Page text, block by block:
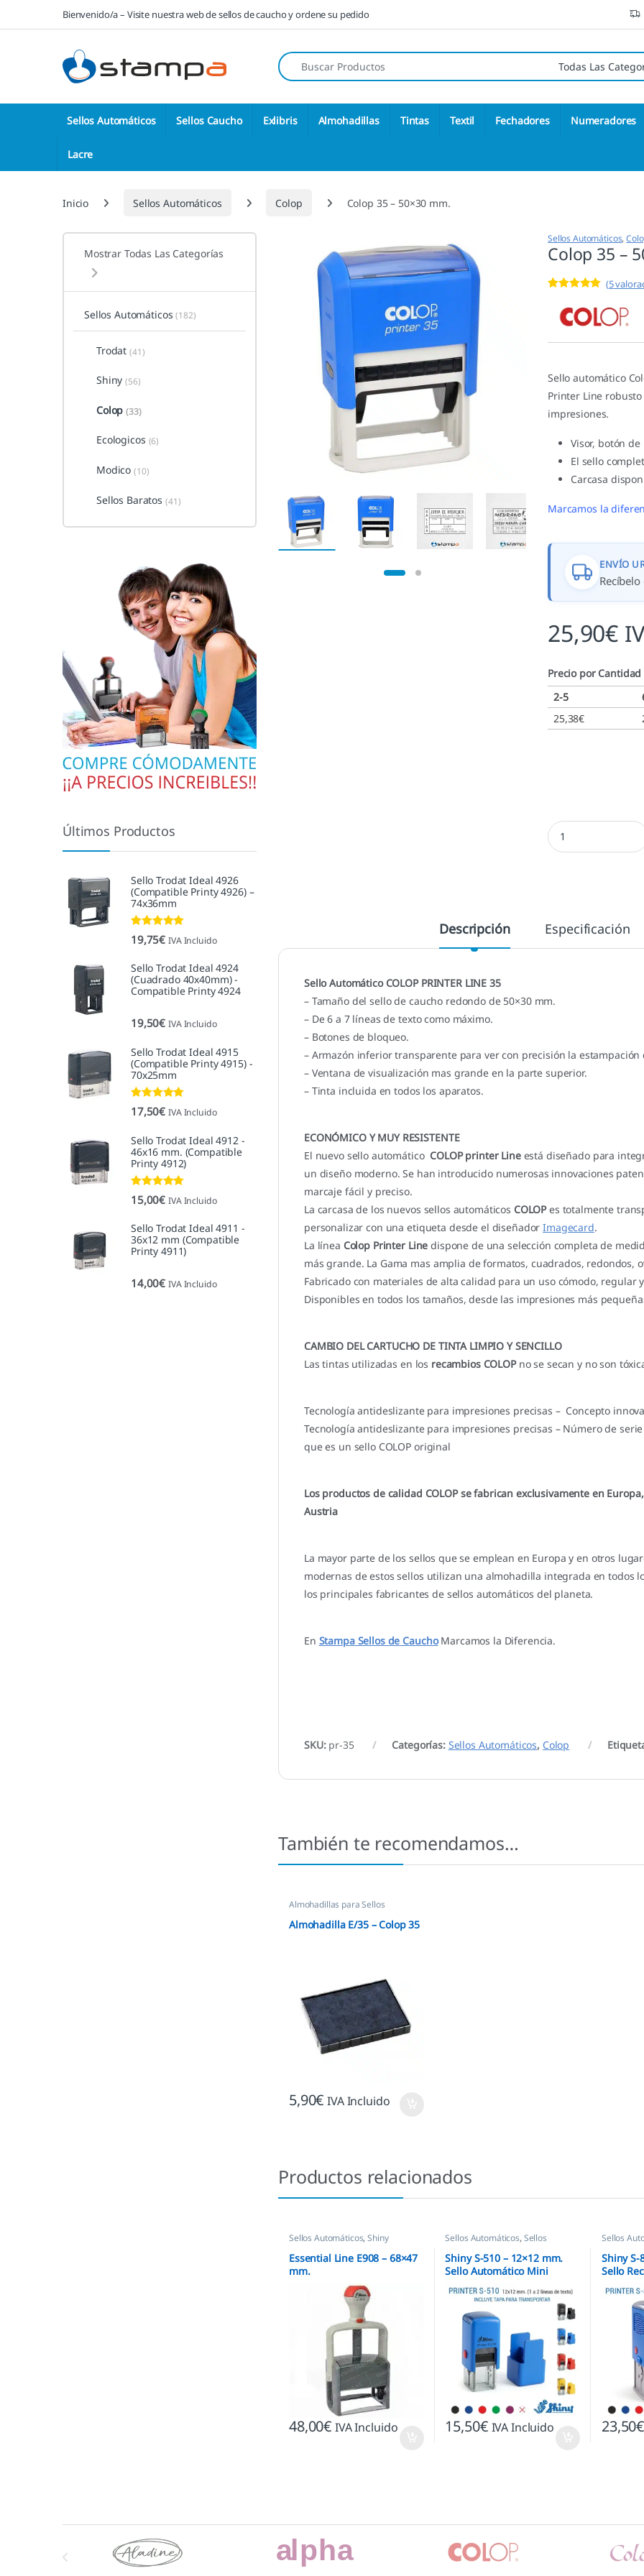
Saltar a la navegación
Saltar al contenidoBienvenido/a – Visite nuestra web de sellos de caucho y ordene su pedido
Búsqueda de:
Sellos Automáticos Sellos Caucho Exlibris Almohadillas Tintas Textil Fechadores Numeradores
Lacre
Inicio Sellos Automáticos Colop Colop 35 – 50×30 mm.
Sellos Automáticos,
Colop 35 –
5.00de 5 en
base a
valoracione
(5
Sello automático
Printer Line
impresiones.
Visor, botón
El sello
Carcasa
Marcamos la
ENVÍO
25,90€
Precio por
2-5
25,38€
Colop 35 - 50x30
Descripción Especificación
Sello Automático COLOP PRINTER LINE 35
– Tamaño del sello de caucho redondo de 50×30 mm.
– De 6 a 7 líneas de texto como máximo.
– Botones de bloqueo.
– Armazón inferior transparente para ver con precisión la estampación
– Ventana de visualización mas grande en la parte superior.
– Tinta incluida en todos los aparatos.
ECONÓMICO Y MUY RESISTENTE
El nuevo sello automático COLOP printer Lineestá diseñado para
un diseño moderno. Se han introducido numerosas innovaciones
marcaje fácil y preciso.
La carcasa de los nuevos sellos automáticos COLOPes totalmente
personalizar con una etiqueta desde el diseñadorImagecard.
La línea Colop Printer Line dispone de una selección completa de
más grande. La Gama mas amplia de formatos, cuadrados, redondos,
Fabricado con materiales de alta calidad para un uso cómodo, regular
Disponibles en todos los tamaños, desde las impresiones más
CAMBIO DEL CARTUCHO DE TINTA LIMPIO Y SENCILLO
Las tintas utilizadas en los recambios COLOPno se secan y no son
Tecnología antideslizante para impresiones precisas – Concepto
Tecnología antideslizante para impresiones precisas – Número de
que es un sello COLOP original
Los productos de calidad COLOP se fabrican exclusivamente en
Austria
La mayor parte de los sellos que se emplean en Europa y en otros
modernas de estos sellos utilizan una almohadilla integrada en todos
los principales fabricantes de sellos automáticos del planeta.
En Stampa Sellos de CauchoMarcamos la Diferencia.
SKU: pr-35 Categorías: Sellos Automáticos, Colop
También te recomendamos…
Almohadillas para Sellos
Automáticos ,Almohadillas Colop
Almohadilla E/35 – Colop 35
5,90€ IVA Incluido
Productos relacionados
Sellos Automáticos,Shiny
Essential Line E908 – 68×47
mm.
48,00€ IVA Incluido
Sellos Automáticos, Sellos
Shiny S-510 – 12×12 mm.
Sello Automático Mini
15,50€ IVA Incluido
Sellos
Shiny S-
Sello
23,50€
Mostrar Todas Las Categorías
Sellos Automáticos(182)
Trodat (41)
Shiny (56)
Colop (33)
Ecologicos (6)
Modico (10)
Sellos Baratos (41)
Últimos Productos
Sello Trodat Ideal 4926
(Compatible Printy 4926) –
74x36mm
Valorado con
5.00de 5
19,75€ IVA Incluido
Sello Trodat Ideal 4924
(Cuadrado 40x40mm) -
Compatible Printy 4924
19,50€ IVA Incluido
Sello Trodat Ideal 4915
(Compatible Printy 4915) -
70x25mm
Valorado con
5.00de 5
17,50€ IVA Incluido
Sello Trodat Ideal 4912 -
46x16 mm. (Compatible
Printy 4912)
Valorado con
5.00de 5
15,00€ IVA Incluido
Sello Trodat Ideal 4911 -
36x12 mm (Compatible
Printy 4911)
14,00€ IVA Incluido
Marcas De Carrusel